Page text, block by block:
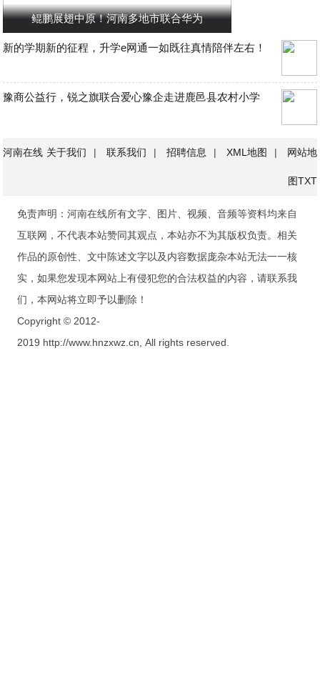
鲲鹏展翅中原！河南多地市联合华为
新的学期新的征程，升学e网通一如既往真情陪伴左右！
豫商公益行，锐之旗联合爱心豫企走进鹿邑县农村小学
河南在线 关于我们 | 联系我们 | 招聘信息 | XML地图 | 网站地
图TXT
免责声明：河南在线所有文字、图片、视频、音频等资料均来自
互联网，不代表本站赞同其观点，本站亦不为其版权负责。相关
作品的原创性、文中陈述文字以及内容数据庞杂本站无法一一核
实，如果您发现本网站上有侵犯您的合法权益的内容，请联系我
们，本网站将立即予以删除！
Copyright © 2012-
2019 http://www.hnzxwz.cn, All rights reserved.